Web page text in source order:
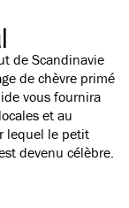
de Scandinavie
de chèvre primé
vous fournira
et au
lequel le petit
devenu célèbre.